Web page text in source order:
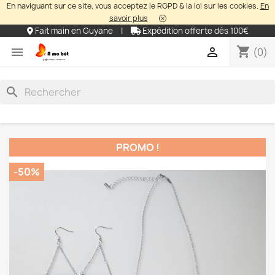
En naviguant sur ce site, vous acceptez le RGPD & la loi sur les cookies.En
savoir plus
Fait main en Guyane | Expédition offerte dès 100€
 shopping_cart (0)

search
PROMO !
-50%